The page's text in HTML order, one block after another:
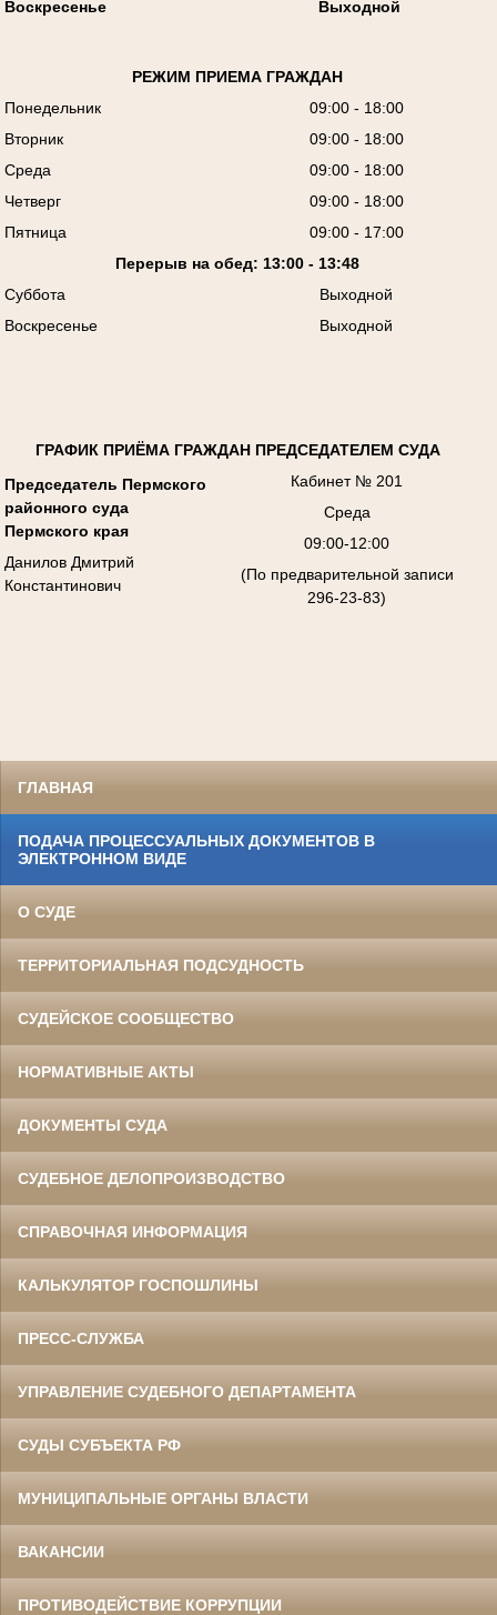
Воскресенье Выходной
РЕЖИМ ПРИЕМА ГРАЖДАН
Понедельник
09:00 - 18:00
Вторник
09:00 - 18:00
Среда
09:00 - 18:00
Четверг
09:00 - 18:00
Пятница
09:00 - 17:00
Перерыв на обед: 13:00 - 13:48
Суббота
Выходной
Воскресенье
Выходной
ГРАФИК ПРИЁМА ГРАЖДАН ПРЕДСЕДАТЕЛЕМ СУДА
Председатель Пермского
районного суда
Пермского края
Данилов Дмитрий
Константинович
Кабинет № 201
Среда
09:00-12:00
(По предварительной записи
296-23-83)
ГЛАВНАЯ
ПОДАЧА ПРОЦЕССУАЛЬНЫХ ДОКУМЕНТОВ В
ЭЛЕКТРОННОМ ВИДЕ
О СУДЕ
ТЕРРИТОРИАЛЬНАЯ ПОДСУДНОСТЬ
СУДЕЙСКОЕ СООБЩЕСТВО
НОРМАТИВНЫЕ АКТЫ
ДОКУМЕНТЫ СУДА
СУДЕБНОЕ ДЕЛОПРОИЗВОДСТВО
СПРАВОЧНАЯ ИНФОРМАЦИЯ
КАЛЬКУЛЯТОР ГОСПОШЛИНЫ
ПРЕСС-СЛУЖБА
УПРАВЛЕНИЕ СУДЕБНОГО ДЕПАРТАМЕНТА
СУДЫ СУБЪЕКТА РФ
МУНИЦИПАЛЬНЫЕ ОРГАНЫ ВЛАСТИ
ВАКАНСИИ
ПРОТИВОДЕЙСТВИЕ КОРРУПЦИИ